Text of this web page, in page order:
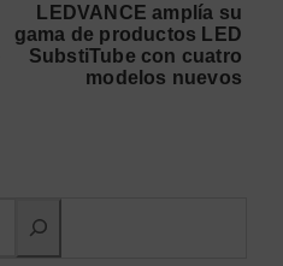
LEDVANCE amplía su
gama de productos LED
SubstiTube con cuatro
modelos nuevos